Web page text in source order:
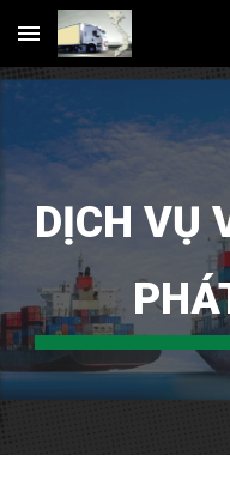
Skip to main content
DỊCH VỤ